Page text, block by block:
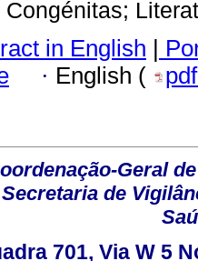
in English
· English (
Geral
de
701, Via W 5